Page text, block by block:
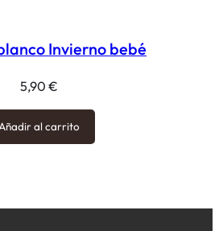
Invierno bebé
5,90 €
Añadir al carrito